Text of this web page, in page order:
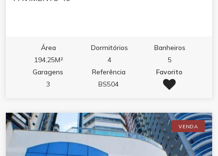
Área
194,25M²
Dormitórios
4
Banheiros
5
Garagens
3
Referência
BS504
Favorito
VENDA